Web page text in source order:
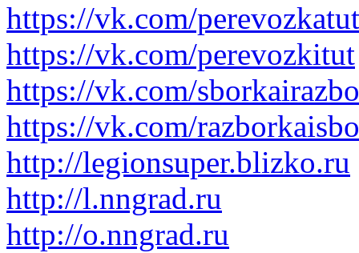
https://vk.com/perevozkatut
https://vk.com/perevozkitut
https://vk.com/
https://vk.com/
http://legionsuper.blizko.ru
http://l.nngrad.ru
http://o.nngrad.ru